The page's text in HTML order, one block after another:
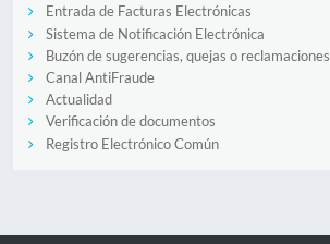
Entrada de Facturas Electrónicas
Sistema de Notificación Electrónica
Buzón de sugerencias, quejas o reclamaciones
Canal AntiFraude
Actualidad
Verificación de documentos
Registro Electrónico Común